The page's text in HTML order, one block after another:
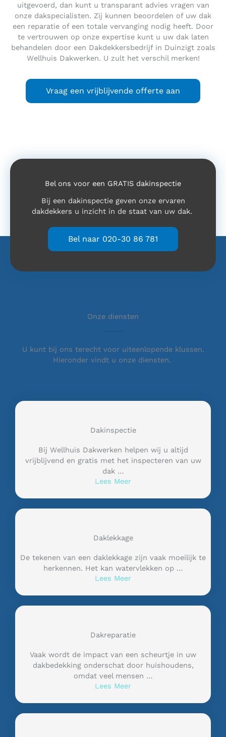
uitgevoerd, dan kunt u transparant advies vragen van
onze dakspecialisten. Zij kunnen beoordelen of uw dak
een reparatie of een totale vervanging nodig heeft. Door
te vertrouwen op onze expertise kunt u uw dak laten
behandelen door een Dakdekkersbedrijf in Duinzigt zoals
Wellhuis Dakwerken. U zult het verschil merken!
Vraag een vrijblijvende offerte aan
Bel ons voor een GRATIS dakinspectie
Bij een dakinspectie geven onze ervaren
dakdekkers u inzicht in de staat van uw dak.
Bel naar 020-30 86 781
Onze diensten
U kunt bij ons terecht voor uiteenlopende klussen.
Hieronder vindt u onze diensten.
Dakinspectie
Bij Wellhuis Dakwerken helpen wij u altijd
vrijblijvend en gratis met het inspecteren van uw
dak …
Lees Meer
Daklekkage
De tekenen van een daklekkage zijn vaak moeilijk te
herkennen. Het kan watervlekken op …
Lees Meer
Dakreparatie
Vaak wordt de impact van een scheurtje in uw
dakbedekking onderschat door huishoudens,
omdat veel mensen …
Lees Meer